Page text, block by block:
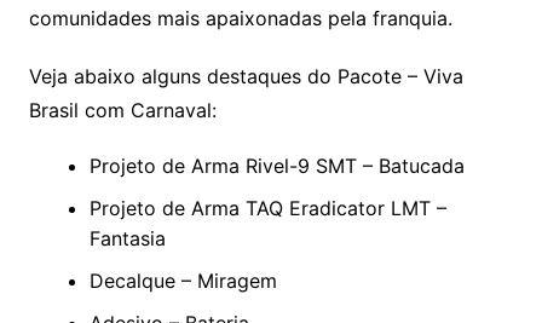
comunidades mais apaixonadas pela franquia.
Veja abaixo alguns destaques do Pacote – Viva
Brasil com Carnaval:
Projeto de Arma Rivel-9 SMT – Batucada
Projeto de Arma TAQ Eradicator LMT –
Fantasia
Decalque – Miragem